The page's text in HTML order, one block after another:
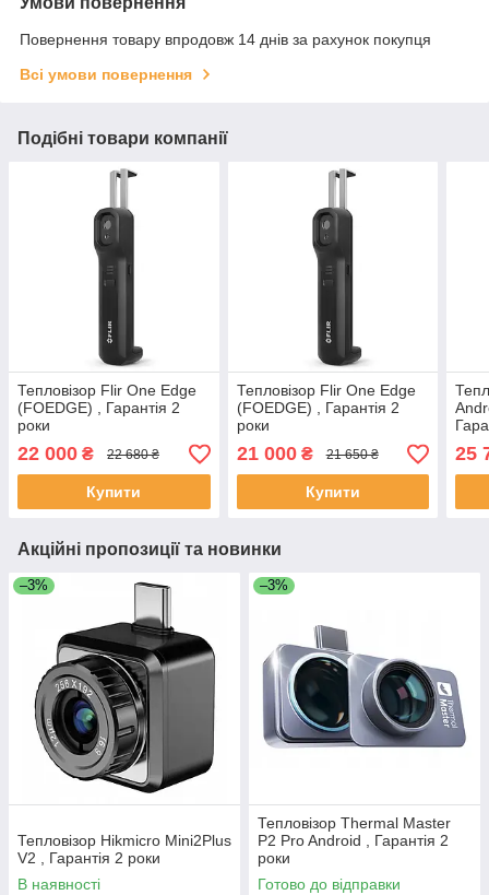
Повернення товару впродовж 14 днів за рахунок покупця
Всі умови повернення
Подібні товари компанії
Тепловізор Flir One Edge
(FOEDGE) , Гарантія 2
роки
22 000 ₴ 22 680 ₴
Купити
Тепловізор Flir One Edge
(FOEDGE) , Гарантія 2
роки
21 000₴ 21 650 ₴
Купити
25
Акційні пропозиції та новинки
–3%
Тепловізор Hikmicro Mini2Plus
V2 , Гарантія 2 роки
В наявності
–3%
Тепловізор Thermal Master
P2 Pro Android , Гарантія 2
роки
Готово до відправки